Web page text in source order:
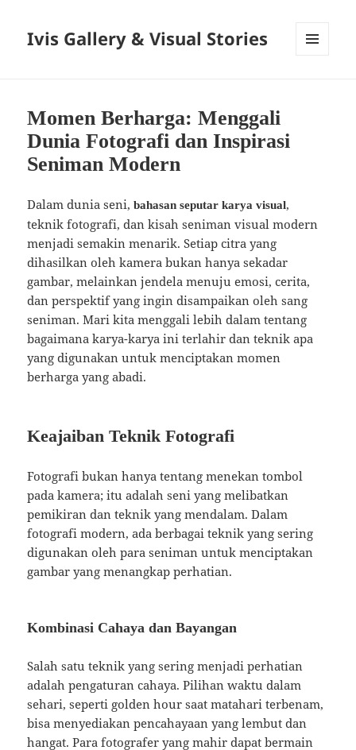
Ivis Gallery & Visual Stories
Momen Berharga: Menggali
Dunia Fotografi dan Inspirasi
Seniman Modern
Dalam dunia seni,bahasan seputar karya visual,
teknik fotografi, dan kisah seniman visual modern
menjadi semakin menarik. Setiap citra yang
dihasilkan oleh kamera bukan hanya sekadar
gambar, melainkan jendela menuju emosi, cerita,
dan perspektif yang ingin disampaikan oleh sang
seniman. Mari kita menggali lebih dalam tentang
bagaimana karya-karya ini terlahir dan teknik apa
yang digunakan untuk menciptakan momen
berharga yang abadi.
Keajaiban Teknik Fotografi
Fotografi bukan hanya tentang menekan tombol
pada kamera; itu adalah seni yang melibatkan
pemikiran dan teknik yang mendalam. Dalam
fotografi modern, ada berbagai teknik yang sering
digunakan oleh para seniman untuk menciptakan
gambar yang menangkap perhatian.
Kombinasi Cahaya dan Bayangan
Salah satu teknik yang sering menjadi perhatian
adalah pengaturan cahaya. Pilihan waktu dalam
sehari, seperti golden hour saat matahari terbenam,
bisa menyediakan pencahayaan yang lembut dan
hangat. Para fotografer yang mahir dapat bermain